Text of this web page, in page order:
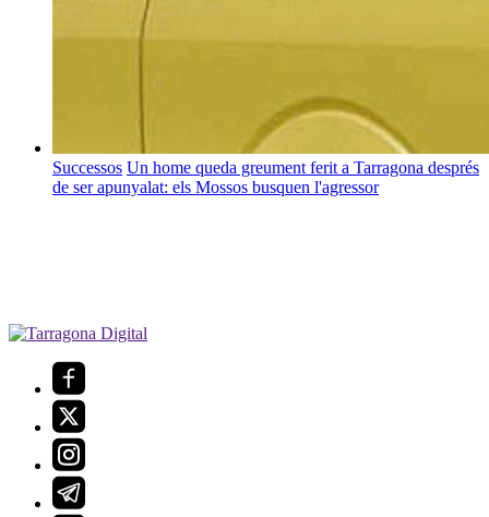
Successos Un home queda greument ferit a Tarragona després
de ser apunyalat: els Mossos busquen l'agressor